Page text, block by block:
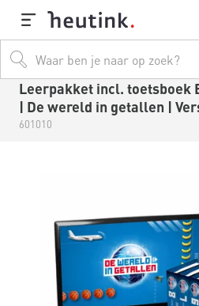
Leerpakket incl. toetsboek
| De wereld in getallen |
601010